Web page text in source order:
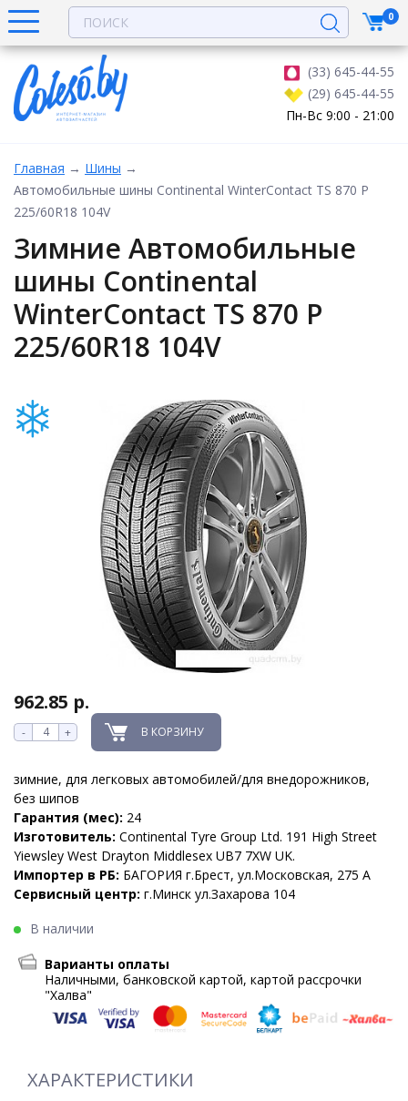
(33) 645-44-55
(29) 645-44-55
Пн-Вс 9:00 - 21:00
0
Главная → Шины →
Автомобильные шины Continental WinterContact TS 870 P
225/60R18 104V
Зимние Автомобильные
шины Continental
WinterContact TS 870 P
225/60R18 104V
962.85 р.
- + В КОРЗИНУ
зимние, для легковых автомобилей/для внедорожников,
без шипов
Гарантия (мес): 24
Изготовитель: Continental Tyre Group Ltd. 191 High Street
Yiewsley West Drayton Middlesex UB7 7XW UK.
Импортер в РБ: БАГОРИЯ г.Брест, ул.Московская, 275 А
Сервисный центр: г.Минск ул.Захарова 104
В наличии
Варианты оплаты
Наличными, банковской картой, картой рассрочки
"Халва"
ХАРАКТЕРИСТИКИ